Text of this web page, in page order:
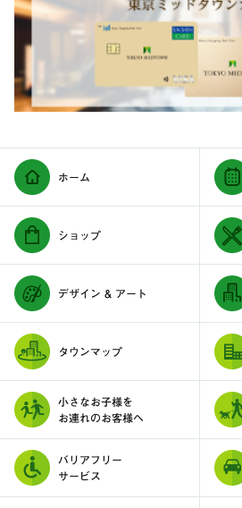
ホーム
ショップ
デザイン & アート
タウンマップ
小さなお子様を
お連れのお客様へ
バリアフリー
サービス